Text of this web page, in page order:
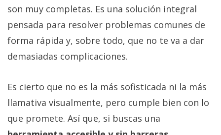
son muy completas. Es una solución integral
pensada para resolver problemas comunes de
forma rápida y, sobre todo, que no te va a dar
demasiadas complicaciones.
Es cierto que no es la más sofisticada ni la más
llamativa visualmente, pero cumple bien con lo
que promete. Así que, si buscas una